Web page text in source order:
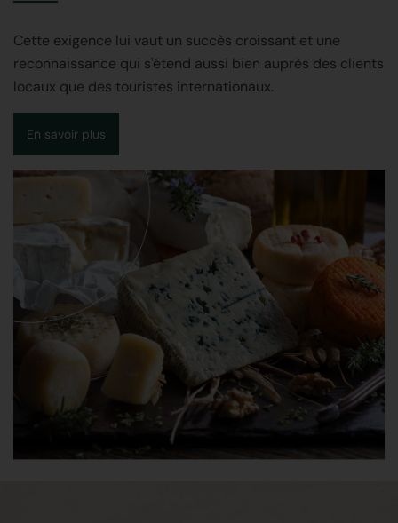
Cette exigence lui vaut un succès croissant et une
reconnaissance qui s'étend aussi bien auprès des clients
locaux que des touristes internationaux.
En savoir plus